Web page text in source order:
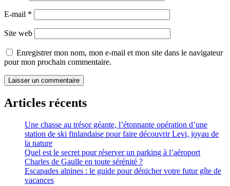
E-mail *
Site web
Enregistrer mon nom, mon e-mail et mon site dans le navigateur
pour mon prochain commentaire.
Articles récents
Une chasse au trésor géante, l’étonnante opération d’une
station de ski finlandaise pour faire découvrir Levi, joyau de
la nature
Quel est le secret pour réserver un parking à l’aéroport
Charles de Gaulle en toute sérénité ?
Escapades alpines : le guide pour dénicher votre futur gîte de
vacances